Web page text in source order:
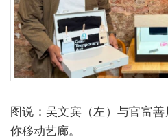
图说：吴文宾（左）与官富
你移动艺廊。